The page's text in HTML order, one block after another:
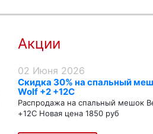
Акции
02 Июня 2026
Скидка 30% на спальный
Wolf +2 +12C
Распродажа на спальный мешок
+12C Новая цена 1850 руб